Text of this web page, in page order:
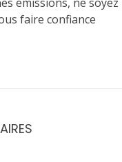
faire confiance